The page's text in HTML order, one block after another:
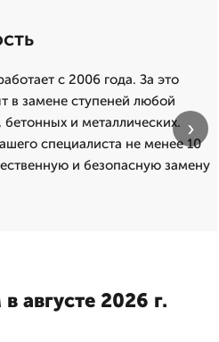
с 2006 года. За это
в замене ступеней любой
и металлических.
специалиста не менее 10
и безопасную замену
›
августе 2026 г.